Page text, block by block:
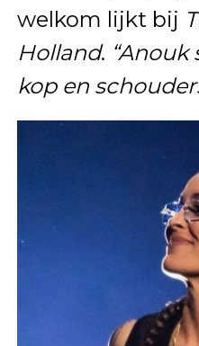
welkom lijkt bij
Holland.
kop en